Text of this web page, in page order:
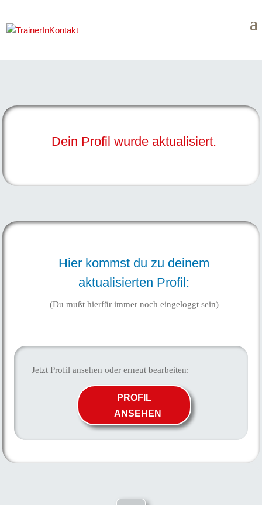
Dein Profil wurde aktualisiert.
Hier kommst du zu deinem
aktualisierten Profil:
(Du mußt hierfür immer noch eingeloggt sein)
Jetzt Profil ansehen oder erneut bearbeiten:
PROFIL
ANSEHEN